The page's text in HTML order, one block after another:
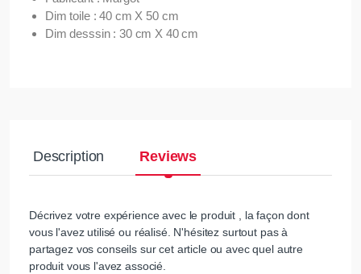
Dim toile : 40 cm X 50 cm
Dim desssin : 30 cm X 40 cm
Description Reviews
Décrivez votre expérience avec le produit , la façon dont
vous l'avez utilisé ou réalisé. N'hésitez surtout pas à
partagez vos conseils sur cet article ou avec quel autre
produit vous l'avez associé.